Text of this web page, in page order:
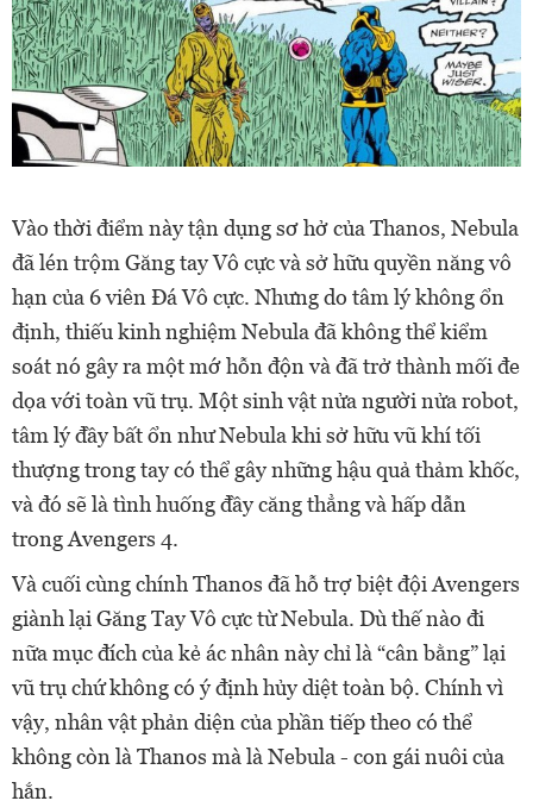
Vào thời điểm này tận dụng sơ hở của Thanos, Nebula
đã lén trộm Găng tay Vô cực và sở hữu quyền năng vô
hạn của 6 viên Đá Vô cực. Nhưng do tâm lý không ổn
định, thiếu kinh nghiệm Nebula đã không thể kiểm
soát nó gây ra một mớ hỗn độn và đã trở thành mối đe
dọa với toàn vũ trụ. Một sinh vật nửa người nửa robot,
tâm lý đầy bất ổn như Nebula khi sở hữu vũ khí tối
thượng trong tay có thể gây những hậu quả thảm khốc,
và đó sẽ là tình huống đầy căng thẳng và hấp dẫn
trong Avengers 4.
Và cuối cùng chính Thanos đã hỗ trợ biệt đội Avengers
giành lại Găng Tay Vô cực từ Nebula. Dù thế nào đi
nữa mục đích của kẻ ác nhân này chỉ là “cân bằng” lại
vũ trụ chứ không có ý định hủy diệt toàn bộ. Chính vì
vậy, nhân vật phản diện của phần tiếp theo có thể
không còn là Thanos mà là Nebula - con gái nuôi của
hắn.